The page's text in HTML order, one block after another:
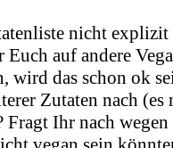
nicht
auf andere
wird das schon ok
Zutaten nach (es
Ihr nach wegen